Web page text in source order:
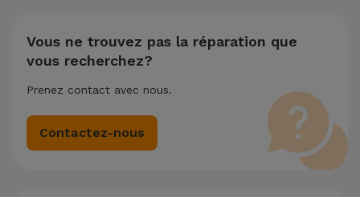
Vous ne trouvez pas la réparation que
vous recherchez?
Prenez contact avec nous.
Contactez-nous